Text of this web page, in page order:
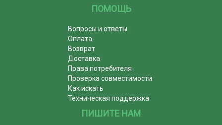
ПОМОЩЬ
Вопросы и ответы
Оплата
Возврат
Доставка
Права потребителя
Проверка совместимости
Как искать
Техническая поддержка
ПИШИТЕ НАМ